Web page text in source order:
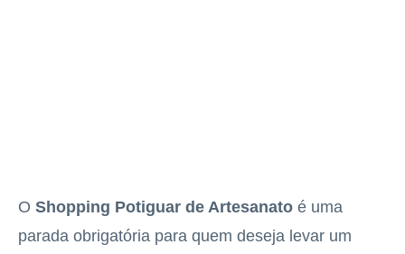
O Shopping Potiguar de Artesanato é uma
parada obrigatória para quem deseja levar um